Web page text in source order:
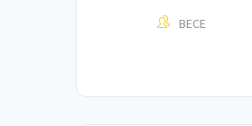
BECE